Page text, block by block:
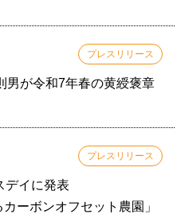
プレスリリース
男が令和7年春の黄綬褒章
プレスリリース
デイに発表
ーボンオフセット農園」